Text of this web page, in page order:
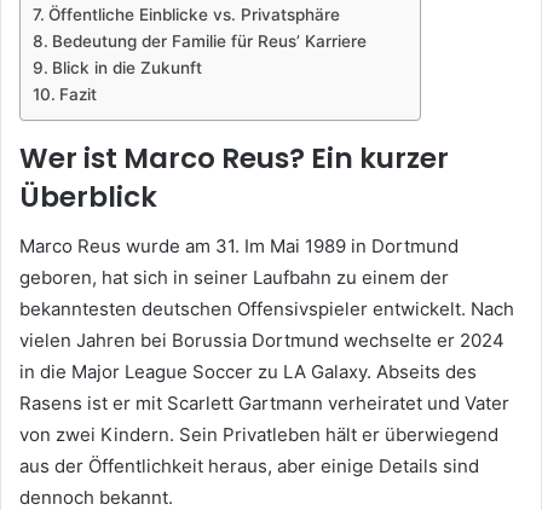
Öffentliche Einblicke vs. Privatsphäre
Bedeutung der Familie für Reus’ Karriere
Blick in die Zukunft
Fazit
Wer ist Marco Reus? Ein kurzer
Überblick
Marco Reus wurde am 31. Im Mai 1989 in Dortmund
geboren, hat sich in seiner Laufbahn zu einem der
bekanntesten deutschen Offensivspieler entwickelt. Nach
vielen Jahren bei Borussia Dortmund wechselte er 2024
in die Major League Soccer zu LA Galaxy. Abseits des
Rasens ist er mit Scarlett Gartmann verheiratet und Vater
von zwei Kindern. Sein Privatleben hält er überwiegend
aus der Öffentlichkeit heraus, aber einige Details sind
dennoch bekannt.